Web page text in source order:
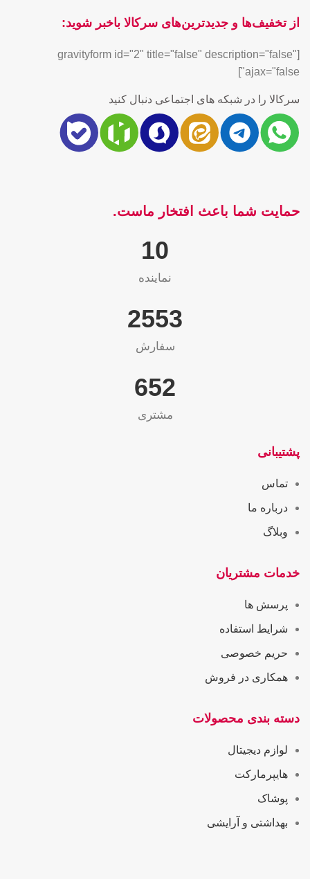
از تخفیف‌ها و جدیدترین‌های سرکالا باخبر شوید:
[gravityform id="2" title="false" description="false"
ajax="false"]
سرکالا را در شبکه های اجتماعی دنبال کنید
حمایت شما باعث افتخار ماست.
10
نماینده
2565
سفارش
655
مشتری
پشتیبانی
تماس
درباره ما
وبلاگ
خدمات مشتریان
پرسش ها
شرایط استفاده
حریم خصوصی
همکاری در فروش
دسته بندی محصولات
لوازم دیجیتال
هایپرمارکت
پوشاک
بهداشتی و آرایشی